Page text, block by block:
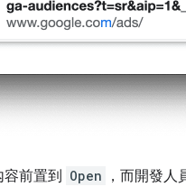
前置到 Open ，而開發人